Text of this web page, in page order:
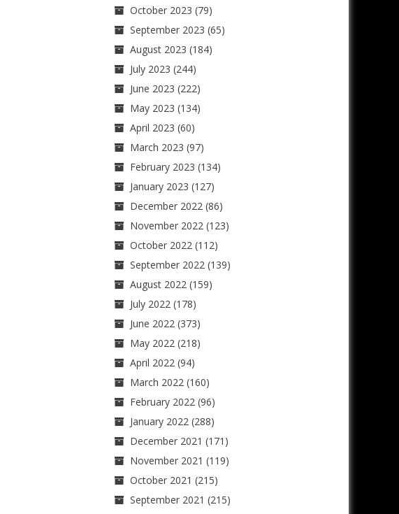
October 2023 (79)
September 2023 (65)
August 2023 (184)
July 2023 (244)
June 2023 (222)
May 2023 (134)
April 2023 (60)
March 2023 (97)
February 2023 (134)
January 2023 (127)
December 2022(86)
November 2022(123)
October 2022(112)
September 2022(139)
August 2022(159)
July 2022(178)
June 2022(373)
May 2022(218)
April 2022(94)
March 2022(160)
February 2022(96)
January 2022(288)
December 2021 (171)
November 2021 (119)
October 2021 (215)
September 2021 (215)